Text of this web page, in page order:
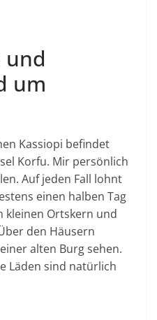
und
um
Kassiopi befindet
Korfu. Mir persönlich
Auf jeden Fall lohnt
einen halben Tag
kleinen Ortskern und
den Häusern
alten Burg sehen.
Läden sind natürlich